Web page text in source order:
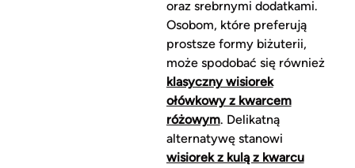
oraz srebrnymi dodatkami.
Osobom, które preferują
prostsze formy biżuterii,
może spodobać się również
klasyczny wisiorek
ołówkowy z kwarcem
różowym. Delikatną
alternatywę stanowi
wisiorek z kulą z kwarcu